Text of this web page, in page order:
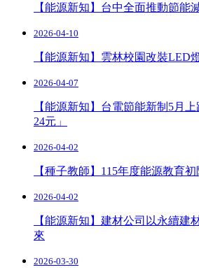
【能源新知】台中全面推動節能
2026-04-10
【能源新知】雲林校園改裝LED
2026-04-07
【能源新知】台電節能新制5月
24元」
2026-04-02
【種子教師】115年度能源教育
2026-04-02
【能源新知】建材公司以永續建
來
2026-03-30